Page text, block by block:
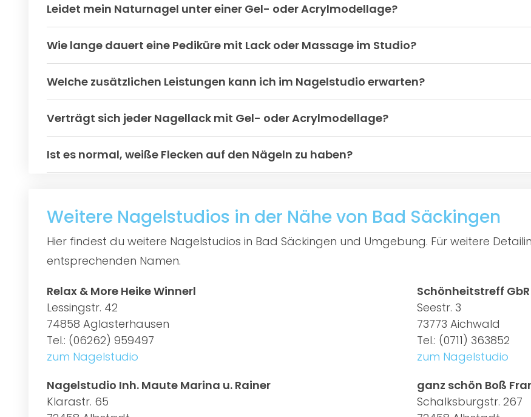
Leidet mein Naturnagel unter einer Gel- oder Acrylmodellage?
Wie lange dauert eine Pediküre mit Lack oder Massage im Studio?
Welche zusätzlichen Leistungen kann ich im Nagelstudio erwarten?
Verträgt sich jeder Nagellack mit Gel- oder Acrylmodellage?
Ist es normal, weiße Flecken auf den Nägeln zu haben?
Weitere Nagelstudios in der Nähe von Bad Säckingen
Hier findest du weitere Nagelstudios in Bad Säckingen und Umgebung. Für weitere
entsprechenden Namen.
Relax & More Heike Winnerl
Lessingstr. 42
74858 Aglasterhausen
Tel.: (06262) 959497
zum Nagelstudio
Schönheitstreff
Seestr. 3
73773 Aichwald
Tel.: (0711) 363852
zum Nagelstudio
Nagelstudio Inh. Maute Marina u. Rainer
Klarastr. 65
ganz schön Boß
Schalksburgstr. 267